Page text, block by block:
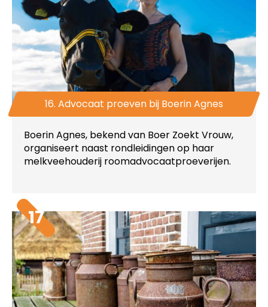
16. Advocaat proeven bij Boerin Agnes
Boerin Agnes, bekend van Boer Zoekt Vrouw,
organiseert naast rondleidingen op haar
melkveehouderij roomadvocaatproeverijen.
17